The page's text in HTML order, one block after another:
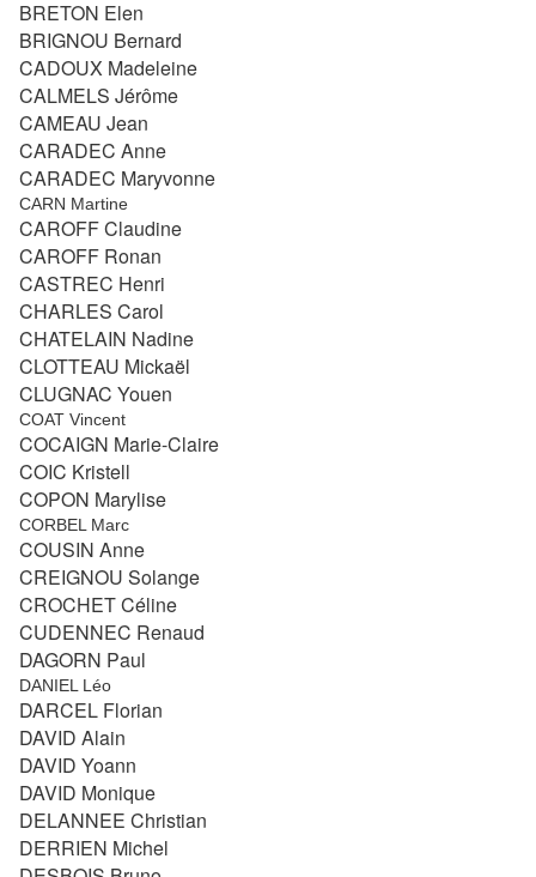
BRETON Elen
BRIGNOU Bernard
CADOUX Madeleine
CALMELS Jérôme
CAMEAU Jean
CARADEC Anne
CARADEC Maryvonne
CARN Martine
CAROFF Claudine
CAROFF Ronan
CASTREC Henri
CHARLES Carol
CHATELAIN Nadine
CLOTTEAU Mickaël
CLUGNAC Youen
COAT Vincent
COCAIGN Marie-Claire
COIC Kristell
COPON Marylise
CORBEL Marc
COUSIN Anne
CREIGNOU Solange
CROCHET Céline
CUDENNEC Renaud
DAGORN Paul
DANIEL Léo
DARCEL Florian
DAVID Alain
DAVID Yoann
DAVID Monique
DELANNEE Christian
DERRIEN Michel